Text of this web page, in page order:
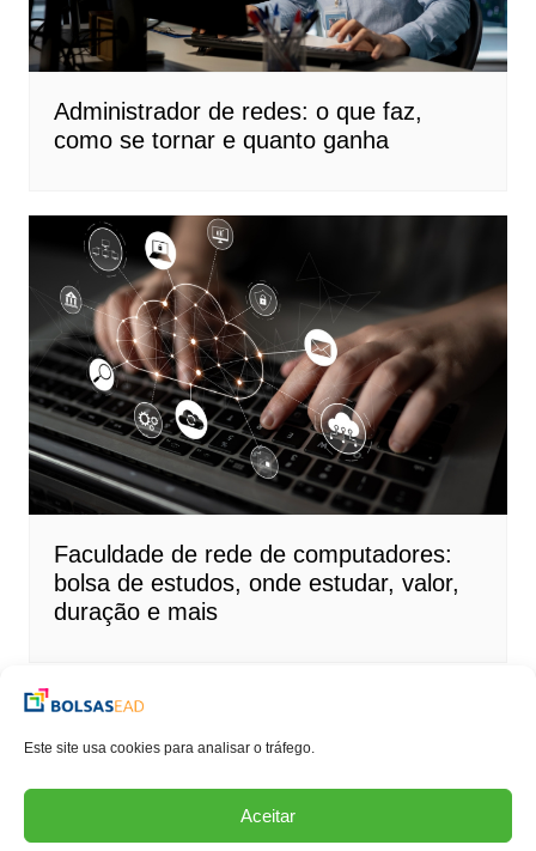
Este site usa cookies para analisar o tráfego.
Aceitar
Administrador de redes: o que faz,
como se tornar e quanto ganha
Faculdade de rede de computadores:
bolsa de estudos, onde estudar, valor,
duração e mais
Copyrights © 2018. All rights reserved.